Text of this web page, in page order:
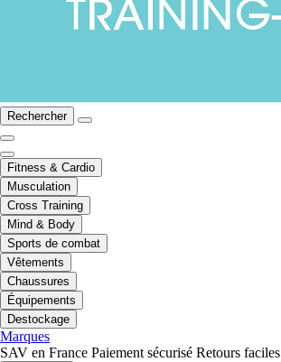
Rechercher
Fitness & Cardio
Musculation
Cross Training
Mind & Body
Sports de combat
Vêtements
Chaussures
Équipements
Destockage
Marques
SAV en France Paiement sécurisé Retours faciles